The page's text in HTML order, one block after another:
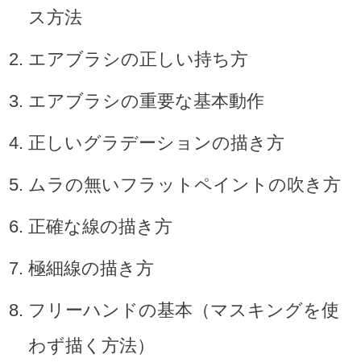
ス方法
エアブラシの正しい持ち方
エアブラシの重要な基本動作
正しいグラデーションの描き方
ムラの無いフラットペイントの吹き方
正確な線の描き方
極細線の描き方
フリーハンドの基本（マスキングを使
わず描く方法）